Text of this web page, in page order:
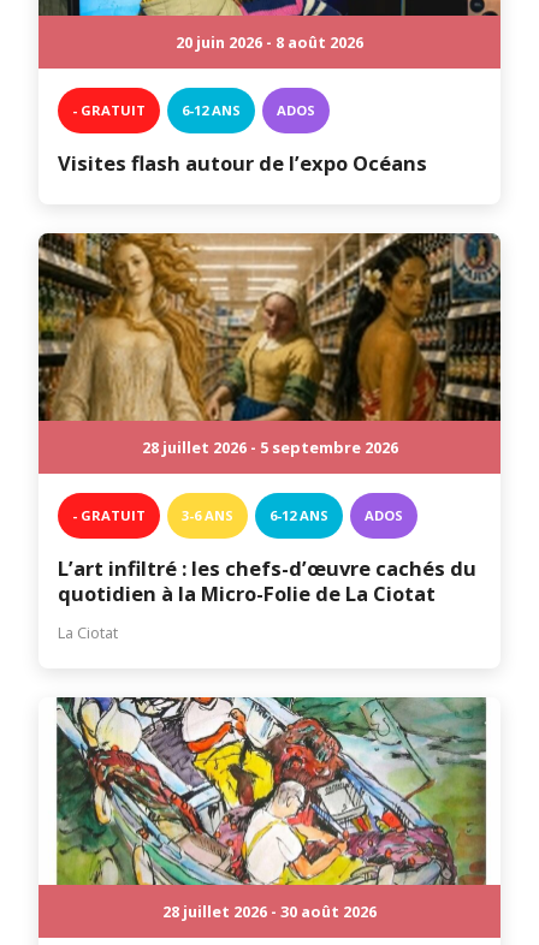
20 juin 2026 - 8 août 2026
- GRATUIT 6-12 ANS ADOS
Visites flash autour de l’expo Océans
28 juillet 2026 - 5 septembre 2026
- GRATUIT 3-6 ANS 6-12 ANS ADOS
L’art infiltré : les chefs-d’œuvre cachés du
quotidien à la Micro-Folie de La Ciotat
La Ciotat
28 juillet 2026 - 30 août 2026